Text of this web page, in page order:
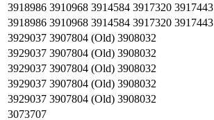
3918986 3910968 3914584 3917320 3917443
3918986 3910968 3914584 3917320 3917443
3929037 3907804 (Old) 3908032
3929037 3907804 (Old) 3908032
3929037 3907804 (Old) 3908032
3929037 3907804 (Old) 3908032
3929037 3907804 (Old) 3908032
3073707